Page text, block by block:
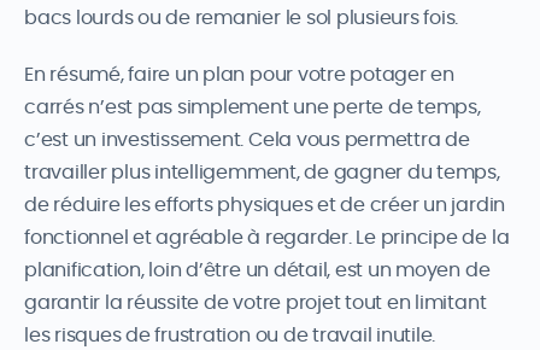
bacs lourds ou de remanier le sol plusieurs fois.
En résumé, faire un plan pour votre potager en
carrés n’est pas simplement une perte de temps,
c’est un investissement. Cela vous permettra de
travailler plus intelligemment, de gagner du temps,
de réduire les efforts physiques et de créer un jardin
fonctionnel et agréable à regarder. Le principe de la
planification, loin d’être un détail, est un moyen de
garantir la réussite de votre projet tout en limitant
les risques de frustration ou de travail inutile.